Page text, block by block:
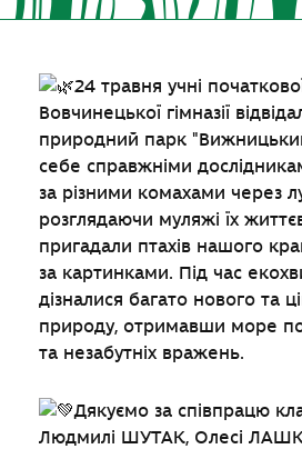
24 травня учні
Вовчинецької гімназії
природний парк
себе справжніми
за різними комахами через
розглядаючи муляжі їх
пригадали птахів нашого
за картинками. Під час
дізналися багато нового та
природу, отримавши море
та незабутніх вражень.
Дякуємо за співпрацю
Людмилі ШУТАК, Олесі